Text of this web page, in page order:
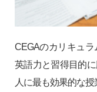
CEGAのカリキュ
英語力と習得目的
人に最も効果的な授